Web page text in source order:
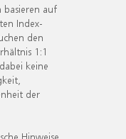
basieren auf
Index-
den
1:1
keine
der